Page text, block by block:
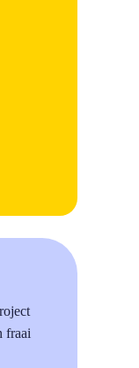
fraai